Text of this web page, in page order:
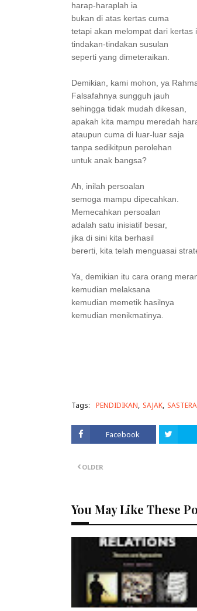
harap-haraplah ia
bukan di atas kertas cuma
tetapi akan melompat dari kertas
tindakan-tindakan susulan
seperti yang dimeteraikan.
Demikian, kami mohon, ya
Falsafahnya sungguh jauh
sehingga tidak mudah dikesan,
apakah kita mampu meredah
ataupun cuma di luar-luar saja
tanpa sedikitpun perolehan
untuk anak bangsa?
Ah, inilah persoalan
semoga mampu dipecahkan.
Memecahkan persoalan
adalah satu inisiatif besar,
jika di sini kita berhasil
bererti, kita telah menguasai
Ya, demikian itu cara orang
kemudian melaksana
kemudian memetik hasilnya
kemudian menikmatinya.
Tags: PENDIDIKAN SAJAK SASTERA
Facebook
OLDER
You May Like These